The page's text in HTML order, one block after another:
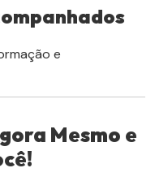
e
Mesmo e